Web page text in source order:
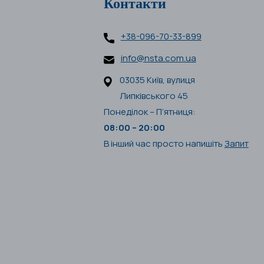
+38-096-70-33-899
info@nsta.com.ua
03035 Київ, вулиця
Липківського 45
Понеділок – П’ятниця:
08:00 – 20:00
В інший час просто напишітьЗапит